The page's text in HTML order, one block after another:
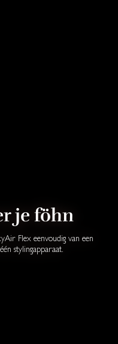
je föhn
Flex eenvoudig van een
stylingapparaat.